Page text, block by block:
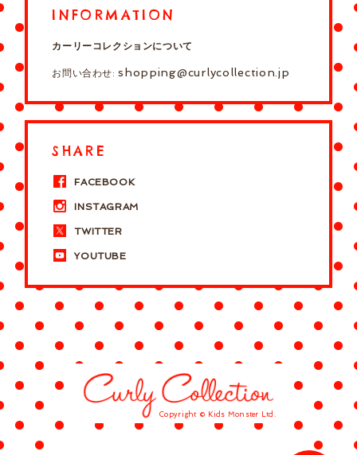
INFORMATION
カーリーコレクションについて
お問い合わせ:shopping@curlycollection.jp
SHARE
FACEBOOK
INSTAGRAM
TWITTER
YOUTUBE
Copyright © Kids Monster Ltd.